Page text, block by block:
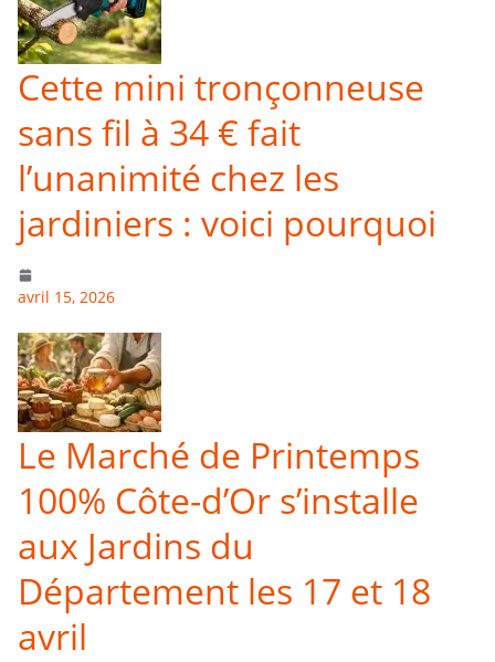
Cette mini tronçonneuse
sans fil à 34 € fait
l’unanimité chez les
jardiniers : voici pourquoi
avril 15, 2026
Le Marché de Printemps
100% Côte-d’Or s’installe
aux Jardins du
Département les 17 et 18
avril